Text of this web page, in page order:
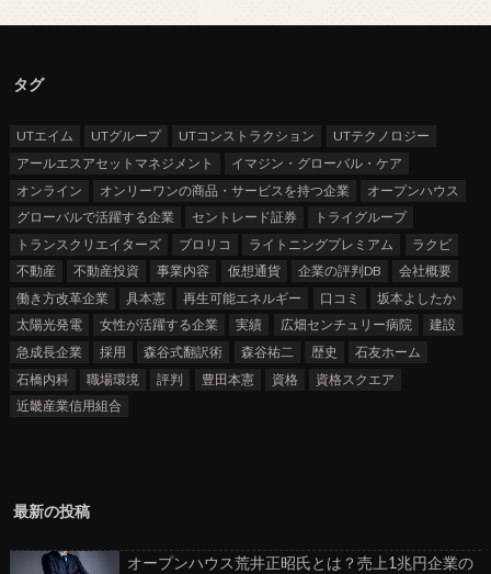
タグ
UTエイム UTグループ UTコンストラクション
UTテクノロジー
アールエスアセットマネジメント
イマジン・グローバル・ケア
オンライン
オンリーワンの商品・サービスを持つ企業
オープンハウス
グローバルで活躍する企業
セントレード証券
トライグループ
トランスクリエイターズ
ブロリコ ライトニングプレミアム
ラクビ
不動産
不動産投資 事業内容 仮想通貨 企業の評判DB
会社概要
働き方改革企業
具本憲 再生可能エネルギー 口コミ
坂本よしたか
太陽光発電
女性が活躍する企業 実績 広畑センチュリー病院
建設
急成長企業
採用 森谷式翻訳術 森谷祐二 歴史
石友ホーム
石橋内科
職場環境 評判 豊田本憲 資格
資格スクエア
近畿産業信用組合
最新の投稿
オープンハウス荒井正昭氏とは？売上1兆円企業の